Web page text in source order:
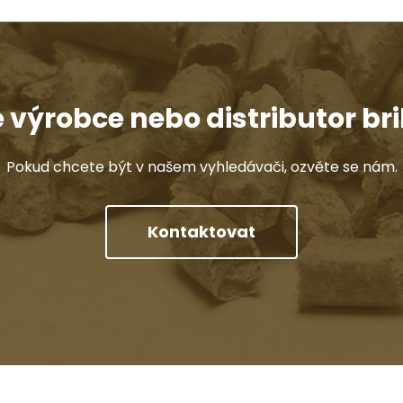
výrobce nebo distributor
Pokud chcete být v našem vyhledávači, ozvěte se nám.
Kontaktovat